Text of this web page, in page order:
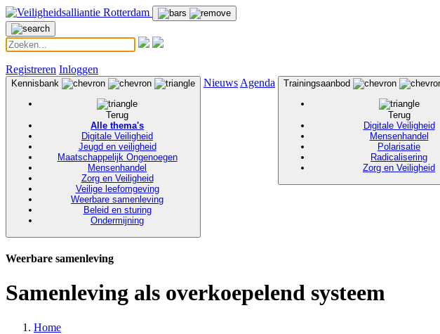
Registreren Inloggen
Kennisbank
Terug
Alle thema's
Digitale Veiligheid
Jeugd en veiligheid
Maatschappelijk Ongenoegen
Mensenhandel
Zorg en Veiligheid
Veilige leefomgeving
Weerbare samenleving
Beleid en sturing
Ondermijning
Nieuws Agenda Trainingsaanbod
Terug
Digitale Veiligheid
Mensenhandel
Polarisatie
Radicalisering
Zorg en Veiligheid
Weerbare samenleving
Samenleving als overkoepelend systeem
Home